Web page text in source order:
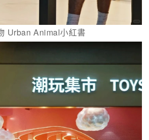
Urban Animal小紅書